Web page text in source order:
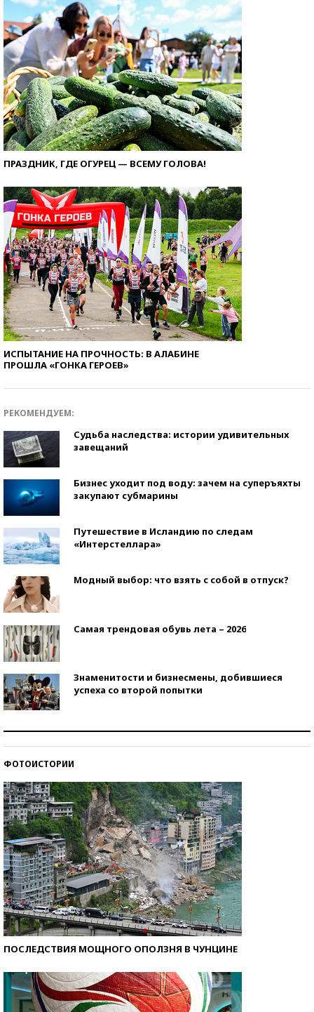
ПРАЗДНИК, ГДЕ ОГУРЕЦ — ВСЕМУ ГОЛОВА!
ИСПЫТАНИЕ НА ПРОЧНОСТЬ: В АЛАБИНЕ
ПРОШЛА «ГОНКА ГЕРОЕВ»
РЕКОМЕНДУЕМ:
Судьба наследства: истории удивительных
завещаний
Бизнес уходит под воду: зачем на суперъяхты
закупают субмарины
Путешествие в Исландию по следам
«Интерстеллара»
Модный выбор: что взять с собой в отпуск?
Самая трендовая обувь лета – 2026
Знаменитости и бизнесмены, добившиеся
успеха со второй попытки
ФОТОИСТОРИИ
ПОСЛЕДСТВИЯ МОЩНОГО ОПОЛЗНЯ В ЧУНЦИНЕ